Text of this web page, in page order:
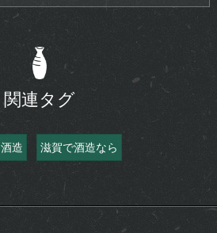
関連タグ
酒造 滋賀で酒造なら